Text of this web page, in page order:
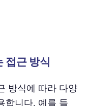
접근 방식
방식에 따라 다양
합니다. 예를 들